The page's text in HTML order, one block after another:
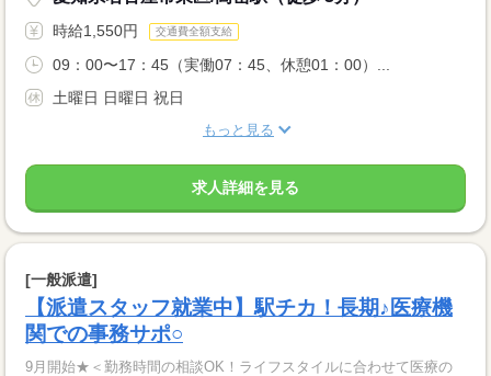
時給1,550円 交通費全額支給
09：00〜17：45（実働07：45、休憩01：00）...
土曜日 日曜日 祝日
もっと見る
求人詳細を見る
[一般派遣]
【派遣スタッフ就業中】駅チカ！長期♪医療機
関での事務サポ○
9月開始★＜勤務時間の相談OK！ライフスタイルに合わせて医療の